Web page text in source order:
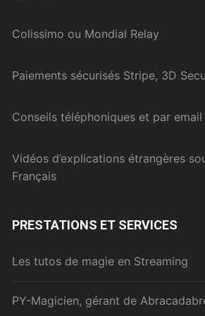
Colissimo ou Mondial Relay
Paiements sécurisés Stripe, 3D
Conseils téléphoniques et par email
Vidéos d’explications étrangères
Français
PRESTATIONS ET SERVICES
Les tutos de magie en Streaming
PY-Magicien, gérant de